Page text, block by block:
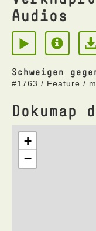
Audios
Schweigen
#1763 / Feature /
Dokumap